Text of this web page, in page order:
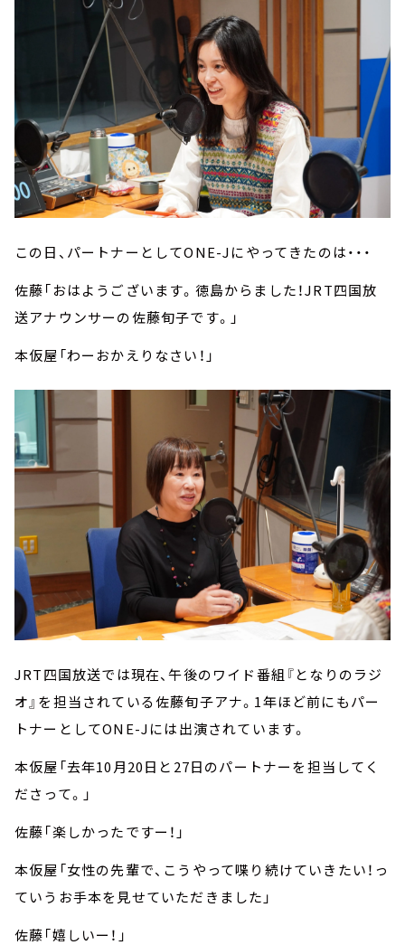
この日、パートナーとしてONE-Jにやってきたのは・・・
佐藤「おはようございます。徳島からました！JRT四国放
送アナウンサーの佐藤旬子です。」
本仮屋「わーおかえりなさい！」
JRT四国放送では現在、午後のワイド番組『となりのラジ
オ』を担当されている佐藤旬子アナ。1年ほど前にもパー
トナーとしてONE-Jには出演されています。
本仮屋「去年10月20日と27日のパートナーを担当してく
ださって。」
佐藤「楽しかったですー！」
本仮屋「女性の先輩で、こうやって喋り続けていきたい！っ
ていうお手本を見せていただきました」
佐藤「嬉しいー！」